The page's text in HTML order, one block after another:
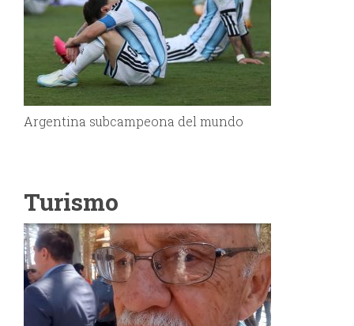
Argentina subcampeona del mundo
Turismo